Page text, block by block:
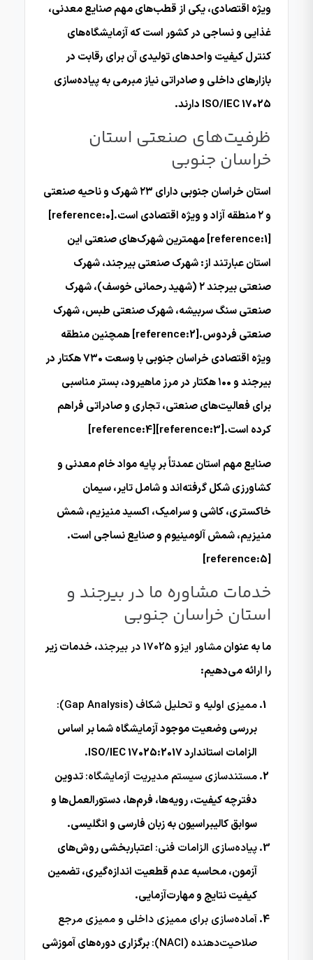
ویژه اقتصادی، یکی از قطب‌های مهم صنایع معدنی،
غذایی و نساجی در کشور است که آزمایشگاه‌های
کنترل کیفیت واحدهای تولیدی آن برای رقابت در
بازارهای داخلی و صادراتی نیاز مبرمی به پیاده‌سازی
ISO/IEC 17025 دارند.
ظرفیت‌های صنعتی استان
خراسان جنوبی
استان خراسان جنوبی دارای ۲۳ شهرک و ناحیه صنعتی
و ۲ منطقه آزاد و ویژه اقتصادی است.[reference:0]
[reference:1] مهمترین شهرک‌های صنعتی این
استان عبارتند از: شهرک صنعتی بیرجند، شهرک
صنعتی بیرجند ۲ (شهید رحمانی خوسف)، شهرک
صنعتی سنگ سربیشه، شهرک صنعتی طبس، شهرک
صنعتی فردوس.[reference:2] همچنین منطقه
ویژه اقتصادی خراسان جنوبی با وسعت ۷۳۰ هکتار در
بیرجند و ۱۰۰ هکتار در مرز ماهیرود، بستر مناسبی
برای فعالیت‌های صنعتی، تجاری و صادراتی فراهم
کرده است.[reference:3][reference:4]
صنایع مهم استان عمدتاً بر پایه مواد خام معدنی و
کشاورزی شکل گرفته‌اند و شامل تایر، سیمان
خاکستری، کاشی و سرامیک، اکسید منیزیم، شمش
منیزیم، شمش آلومینیوم و صنایع نساجی است.
[reference:5]
خدمات مشاوره ما در بیرجند و
استان خراسان جنوبی
ما به عنوانمشاور ایزو 17025 در بیرجند
، خدمات زیر
را ارائه می‌دهیم:
ممیزی اولیه و تحلیل شکاف (Gap Analysis):
بررسی وضعیت موجود آزمایشگاه شما بر اساس
الزامات استاندارد ISO/IEC 17025:2017.
مستندسازی سیستم مدیریت آزمایشگاه:تدوین
دفترچه کیفیت، رویه‌ها، فرم‌ها، دستورالعمل‌ها و
سوابق کالیبراسیون به زبان فارسی و انگلیسی.
پیاده‌سازی الزامات فنی: اعتباربخشی روش‌های
آزمون، محاسبه عدم قطعیت اندازه‌گیری، تضمین
کیفیت نتایج و مهارت‌آزمایی.
آماده‌سازی برای ممیزی داخلی و ممیزی مرجع
صلاحیت‌دهنده (NACI):
برگزاری دوره‌های آموزشی